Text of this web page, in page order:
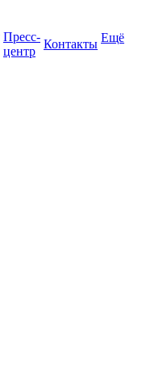
Пресс-
центр
Контакты Ещё